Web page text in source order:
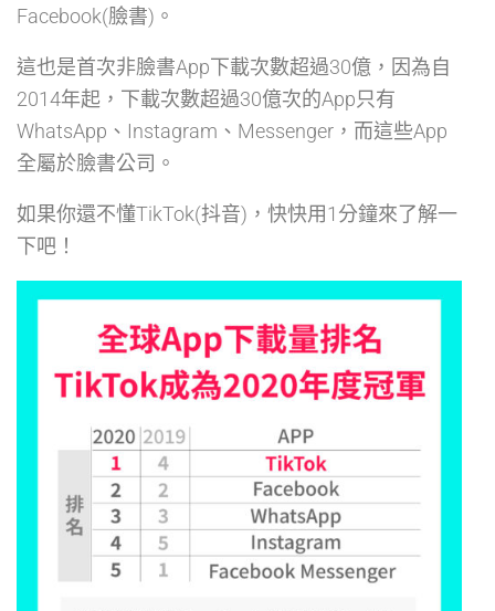
Facebook(臉書)。
這也是首次非臉書App下載次數超過30億，因為自
2014年起，下載次數超過30億次的App只有
WhatsApp、Instagram、Messenger，而這些App
全屬於臉書公司。
如果你還不懂TikTok(抖音)，快快用1分鐘來了解一
下吧！